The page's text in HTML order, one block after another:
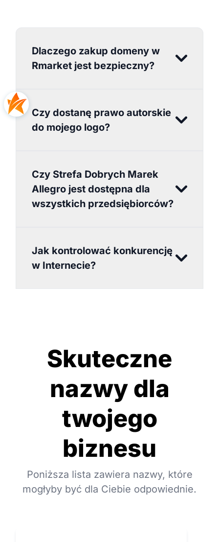
Dlaczego zakup domeny w
Rmarket jest bezpieczny?
Czy dostanę prawo autorskie
do mojego logo?
Czy Strefa Dobrych Marek
Allegro jest dostępna dla
wszystkich przedsiębiorców?
Jak kontrolować konkurencję
w Internecie?
Skuteczne
nazwy dla
twojego
biznesu
Poniższa lista zawiera nazwy, które
mogłyby być dla Ciebie odpowiednie.